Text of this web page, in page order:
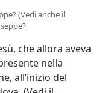
(Vedi anche il
che allora aveva
nella
all’inizio del